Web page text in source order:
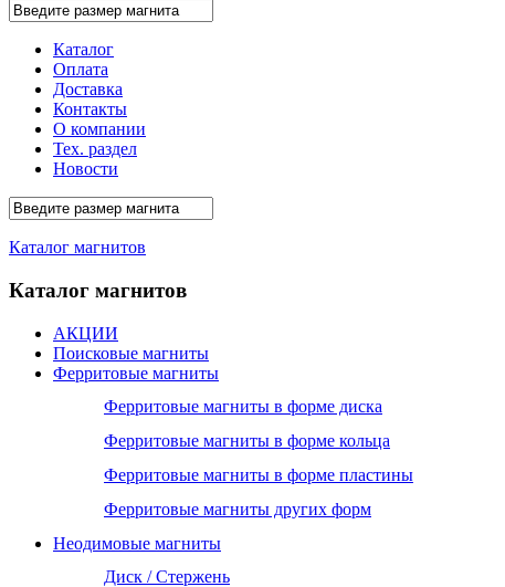
Каталог
Оплата
Доставка
Контакты
О компании
Тех. раздел
Новости
Каталог магнитов
Каталог магнитов
АКЦИИ
Поисковые магниты
Ферритовые магниты
Ферритовые магниты в форме диска
Ферритовые магниты в форме кольца
Ферритовые магниты в форме пластины
Ферритовые магниты других форм
Неодимовые магниты
Диск / Стержень